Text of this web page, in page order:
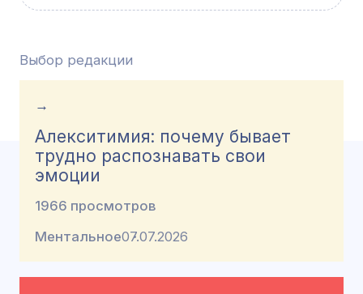
Выбор редакции
→
Алекситимия: почему бывает
трудно распознавать свои
эмоции
1966 просмотров
Ментальное07.07.2026